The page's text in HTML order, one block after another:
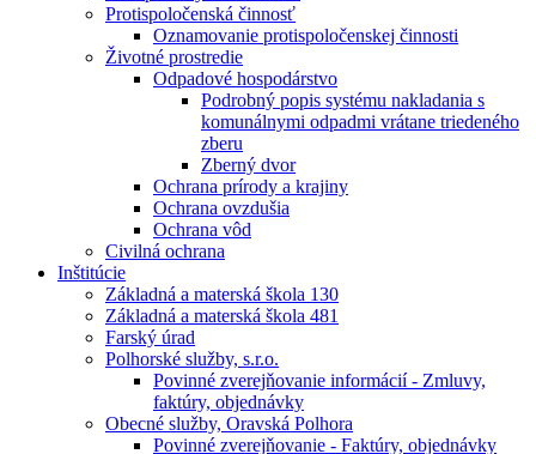
Protispoločenská činnosť
Oznamovanie protispoločenskej činnosti
Životné prostredie
Odpadové hospodárstvo
Podrobný popis systému nakladania s
komunálnymi odpadmi vrátane triedeného
zberu
Zberný dvor
Ochrana prírody a krajiny
Ochrana ovzdušia
Ochrana vôd
Civilná ochrana
Inštitúcie
Základná a materská škola 130
Základná a materská škola 481
Farský úrad
Polhorské služby, s.r.o.
Povinné zverejňovanie informácií - Zmluvy,
faktúry, objednávky
Obecné služby, Oravská Polhora
Povinné zverejňovanie - Faktúry, objednávky